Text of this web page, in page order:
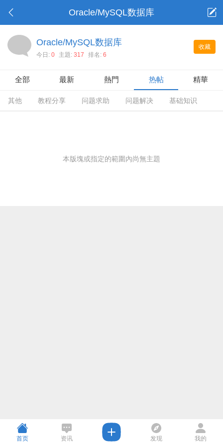
Oracle/MySQL数据库
收藏
Oracle/MySQL数据库
今日: 0 主題: 317 排名: 6
全部 最新 熱門 热帖 精華
其他 教程分享 问题求助 问题解决 基础知识
本版塊或指定的範圍內尚無主題
首页 资讯 发现 我的